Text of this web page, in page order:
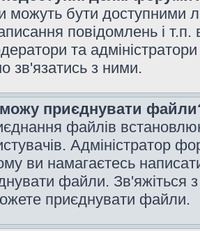
можуть бути доступними
повідомлень і
та
зв'язатись з ними.
приєднувати
файлів
Адміністратор
ви намагаєтесь
файли. Зв'яжіться
приєднувати файли.